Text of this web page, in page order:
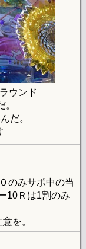
ウンド
だ。
のみサポ中の当
10Ｒは1割のみ
を。